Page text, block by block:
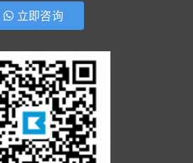
立即咨询